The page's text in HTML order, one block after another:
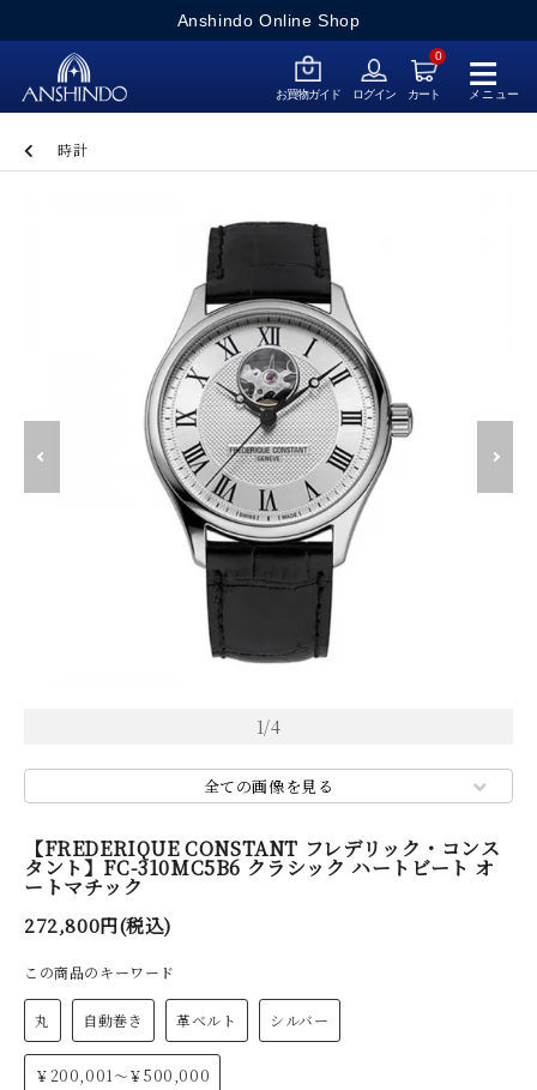
Anshindo Online Shop
≡
メニュー
お買物ガイド ログイン
0
カート
時計
1/4
全ての画像を見る
【FREDERIQUE CONSTANT フレデリック・コンス
タント】FC-310MC5B6 クラシック ハートビート オ
ートマチック
272,800円(税込)
この商品のキーワード
丸 自動巻き 革ベルト シルバー
￥200,001～￥500,000